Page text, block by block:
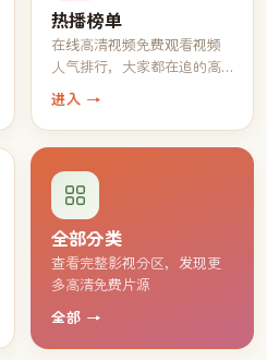
热播榜单
在线高清视频免费观看视频
人气排行，大家都在追的高
分片单
进入 →
全部分类
查看完整影视分区，发现更
多高清免费片源
全部 →